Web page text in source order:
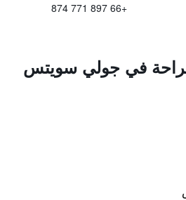
+66 897 771 874
في جولي سويتس